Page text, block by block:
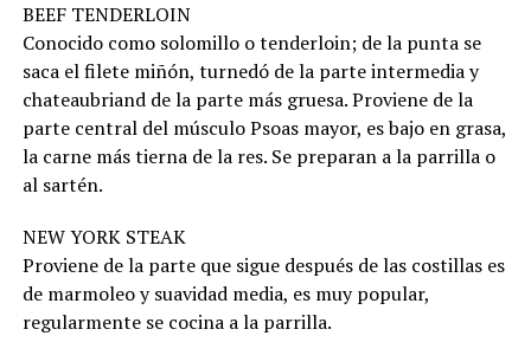
BEEF TENDERLOIN
Conocido como solomillo o tenderloin; de la punta se
saca el filete miñón, turnedó de la parte intermedia y
chateaubriand de la parte más gruesa. Proviene de la
parte central del músculo Psoas mayor, es bajo en grasa,
la carne más tierna de la res. Se preparan a la parrilla o
al sartén.
NEW YORK STEAK
Proviene de la parte que sigue después de las costillas es
de marmoleo y suavidad media, es muy popular,
regularmente se cocina a la parrilla.